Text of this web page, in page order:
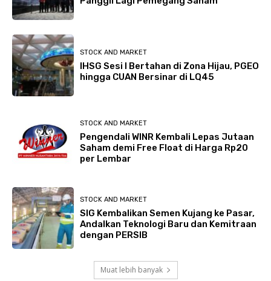
STOCK AND MARKET
IHSG Sesi I Bertahan di Zona Hijau, PGEO
hingga CUAN Bersinar di LQ45
STOCK AND MARKET
Pengendali WINR Kembali Lepas Jutaan
Saham demi Free Float di Harga Rp20
per Lembar
STOCK AND MARKET
SIG Kembalikan Semen Kujang ke Pasar,
Andalkan Teknologi Baru dan Kemitraan
dengan PERSIB
Muat lebih banyak